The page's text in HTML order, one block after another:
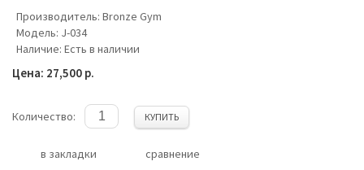
Производитель: Bronze Gym
Модель: J-034
Наличие: Есть в наличии
Цена: 27,500 р.
Количество: КУПИТЬ
в закладки сравнение